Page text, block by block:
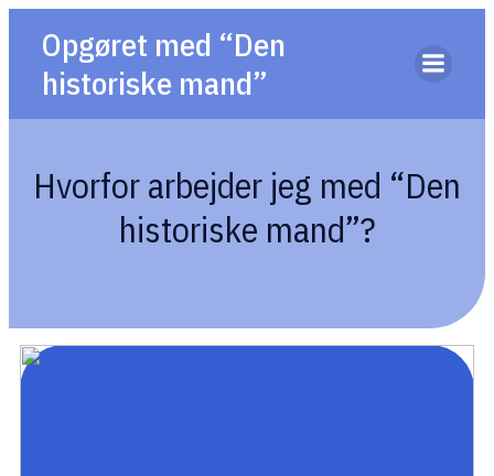
Opgøret med “Den
historiske mand”
Hvorfor arbejder jeg med “Den
historiske mand”?